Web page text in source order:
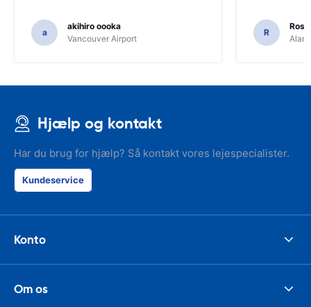
a
akihiro oooka
Vancouver Airport
R
Hjælp og kontakt
Har du brug for hjælp? Så kontakt vores lejespecialister.
Kundeservice
Konto
Om os